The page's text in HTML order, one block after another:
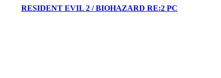
RESIDENT EVIL 2 / BIOHAZARD RE:2 PC